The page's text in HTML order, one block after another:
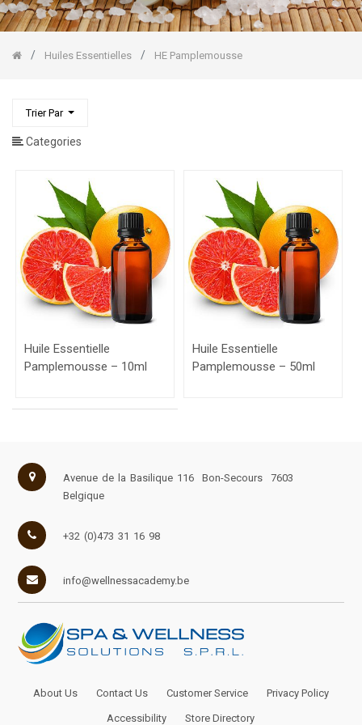
Huiles Essentielles HE Pamplemousse
Trier Par
Categories
Pin
Sylvestre
Lavande
fine
HE
Douce
Pamplemousse
Gommages
Corps/Visage
Huile Essentielle
Pamplemousse – 10ml
Huile Essentielle
Pamplemousse – 50ml
Avenue de la Basilique 116 Bon-Secours
7603
Belgique
+32 (0)473 31 16 98
info@wellnessacademy.be
About Us Contact Us Customer Service Privacy Policy
Accessibility Store Directory